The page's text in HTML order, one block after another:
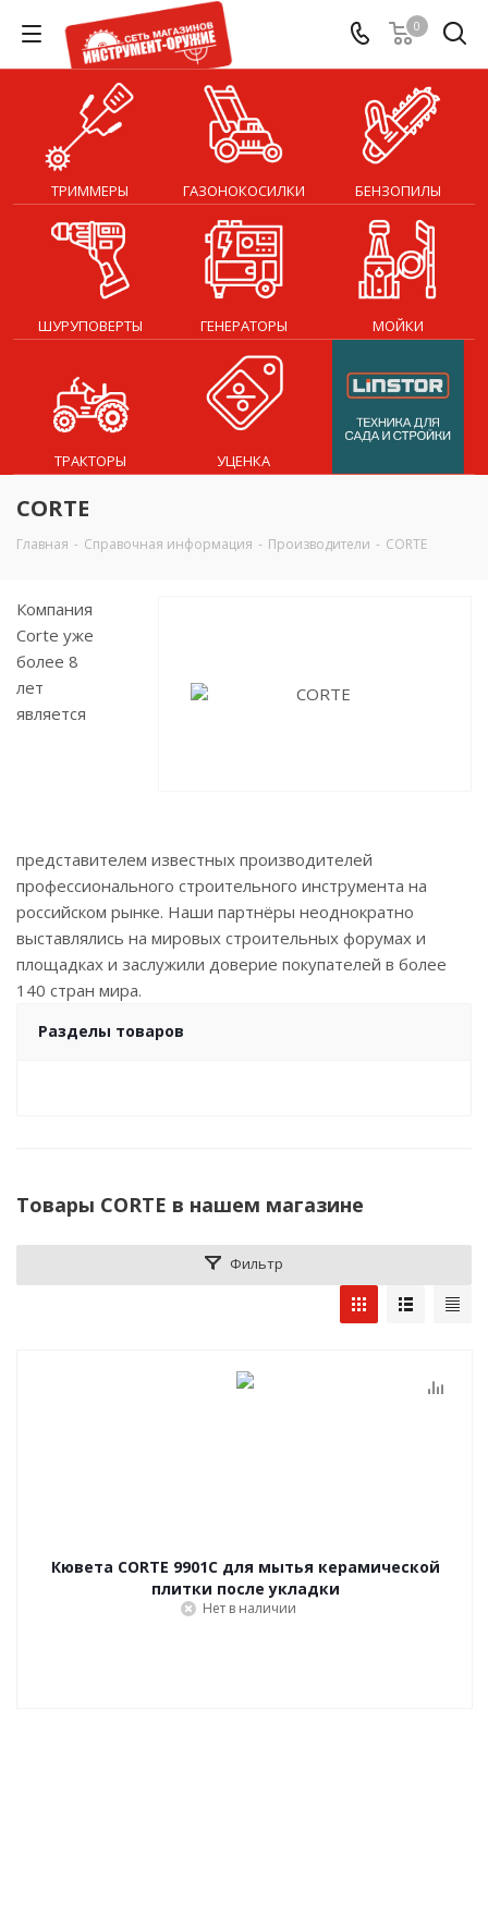
0
ТРИММЕРЫ ГАЗОНОКОСИЛКИ БЕНЗОПИЛЫ
ШУРУПОВЕРТЫ ГЕНЕРАТОРЫ МОЙКИ
ТРАКТОРЫ УЦЕНКА
CORTE
Главная - Справочная информация - Производители - CORTE
Компания
Corte уже
более 8
лет
является
представителем известных производителей
профессионального строительного инструмента на
российском рынке. Наши партнёры неоднократно
выставлялись на мировых строительных форумах и
площадках и заслужили доверие покупателей в более
140 стран мира.
Разделы товаров
Товары CORTE в нашем магазине
Фильтр
Кювета CORTE 9901C для мытья керамической
плитки после укладки
Нет в наличии